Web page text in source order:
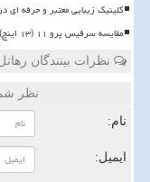
کلینیک زیبایی معتبر و حرفه ای
مقایسه سرفیس پرو ۱۱ (۱۳ اینچ) با سرفیس پرو ۱۲ اینچی
نظرات بینندگان
نظر
نام:
ایمیل: